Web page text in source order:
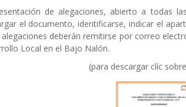
de alegaciones, abierto a todas
el documento, identificarse, indicar el
deberán remitirse por correo
Local en el Bajo Nalón.
(para descargar clíc